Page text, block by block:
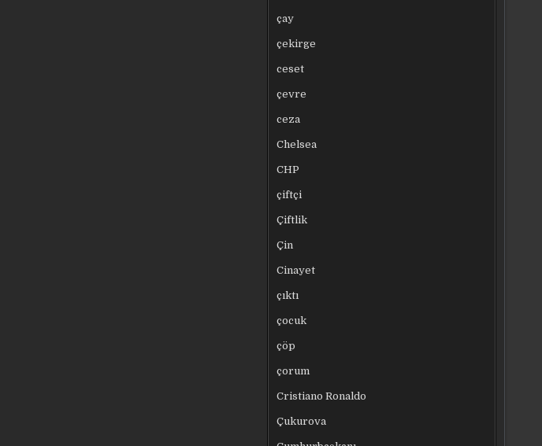
çay
çekirge
ceset
çevre
ceza
Chelsea
CHP
çiftçi
Çiftlik
Çin
Cinayet
çıktı
çocuk
çöp
çorum
Cristiano Ronaldo
Çukurova